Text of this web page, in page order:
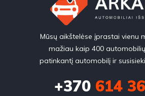
Mūsų aikštelėse įprastai vienu
mažiau kaip 400
patinkantį automobilį ir
+370 614